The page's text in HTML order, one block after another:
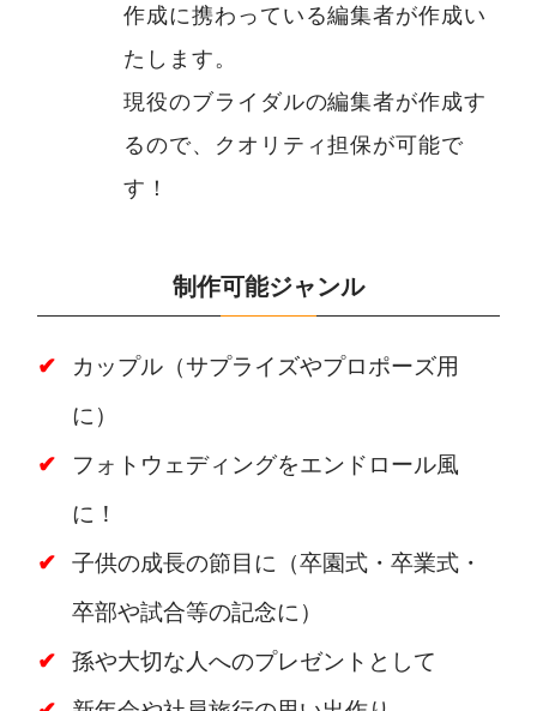
作成に携わっている編集者が作成い
たします。
現役のブライダルの編集者が作成す
るので、クオリティ担保が可能で
す！
制作可能ジャンル
カップル（サプライズやプロポーズ用
に）
フォトウェディングをエンドロール風
に！
子供の成長の節目に（卒園式・卒業式・
卒部や試合等の記念に）
孫や大切な人へのプレゼントとして